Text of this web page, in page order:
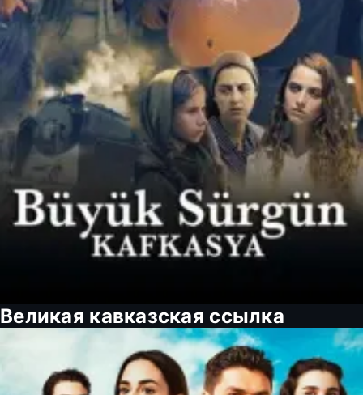
Великая кавказская ссылка